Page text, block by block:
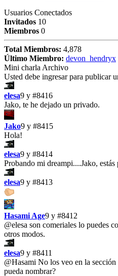
Usuarios Conectados
Invitados 10
Miembros 0
Total Miembros: 4,878
Último Miembro: devon_hendryx
Mini charla Archivo
Usted debe ingresar para publicar
elesa9 y #8416
Jako, te he dejado un privado.
Jako9 y #8415
Hola!
elesa9 y #8414
Probando mi dreampi....Jako, estás
elesa9 y #8413
Hasami Age9 y #8412
@elesa son comeriales lo puedes
otros modos.
elesa9 y #8411
@Hasami No los veo en la
pueda nombrar?